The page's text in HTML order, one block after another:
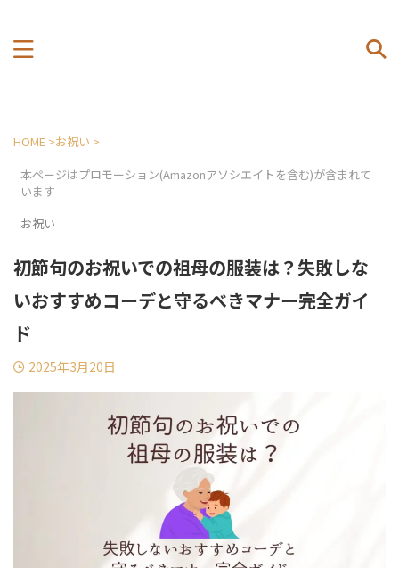
HOME >お祝い >
本ページはプロモーション(Amazonアソシエイトを含む)が含まれて
います
お祝い
初節句のお祝いでの祖母の服装は？失敗しな
いおすすめコーデと守るべきマナー完全ガイ
ド
2025年3月20日